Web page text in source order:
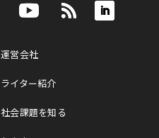
運営会社
ライター紹介
社会課題を知る